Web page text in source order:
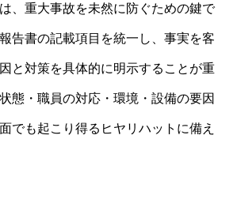
、重大事故を未然に防ぐための鍵で
告書の記載項目を統一し、事実を客
と対策を具体的に明示することが重
態・職員の対応・環境・設備の要因
でも起こり得るヒヤリハットに備え